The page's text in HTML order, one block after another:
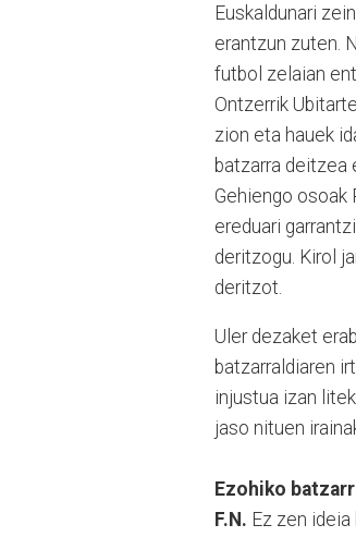
Euskaldunari
erantzun zuten.
futbol zelaian
Ontzerrik
zion eta hauek
batzarra deitzea
Gehiengo osoak
ereduari
deritzogu. Kirol
deritzot.
Uler dezaket
batzarraldiaren
injustua izan
jaso nituen
Ezohiko
F.N. Ez zen